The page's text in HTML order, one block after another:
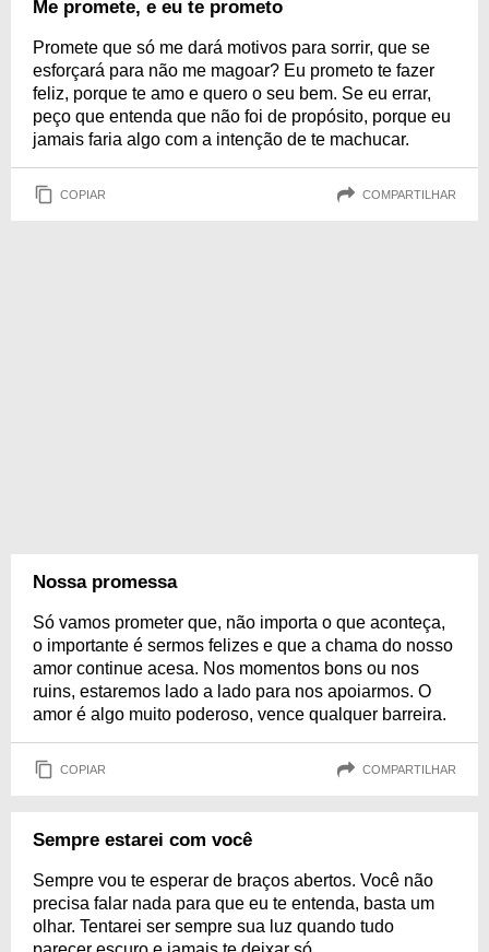
Me promete, e eu te prometo
Promete que só me dará motivos para sorrir, que se
esforçará para não me magoar? Eu prometo te fazer
feliz, porque te amo e quero o seu bem. Se eu errar,
peço que entenda que não foi de propósito, porque eu
jamais faria algo com a intenção de te machucar.
COPIAR COMPARTILHAR
Nossa promessa
Só vamos prometer que, não importa o que aconteça,
o importante é sermos felizes e que a chama do nosso
amor continue acesa. Nos momentos bons ou nos
ruins, estaremos lado a lado para nos apoiarmos. O
amor é algo muito poderoso, vence qualquer barreira.
COPIAR COMPARTILHAR
Sempre estarei com você
Sempre vou te esperar de braços abertos. Você não
precisa falar nada para que eu te entenda, basta um
olhar. Tentarei ser sempre sua luz quando tudo